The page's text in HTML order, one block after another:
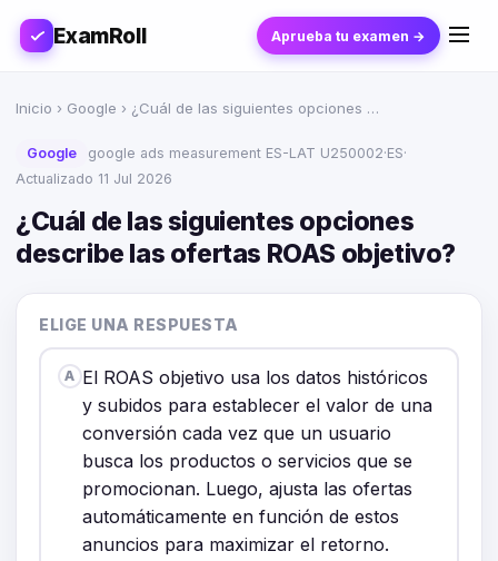
ExamRoll Aprueba tu examen →
Inicio › Google › ¿Cuál de las siguientes opciones …
Google google ads measurement ES-LAT U250002·ES·
Actualizado 11 Jul 2026
¿Cuál de las siguientes opciones
describe las ofertas ROAS objetivo?
ELIGE UNA RESPUESTA
A El ROAS objetivo usa los datos históricos
y subidos para establecer el valor de una
conversión cada vez que un usuario
busca los productos o servicios que se
promocionan. Luego, ajusta las ofertas
automáticamente en función de estos
anuncios para maximizar el retorno.